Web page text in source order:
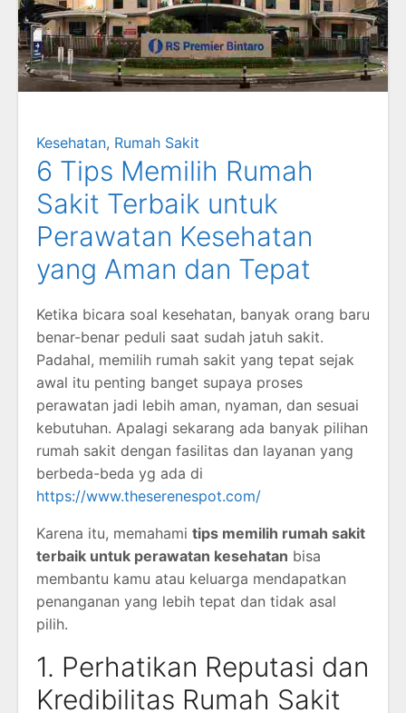
Kesehatan, Rumah Sakit
6 Tips Memilih Rumah
Sakit Terbaik untuk
Perawatan Kesehatan
yang Aman dan Tepat
Ketika bicara soal kesehatan, banyak orang baru
benar-benar peduli saat sudah jatuh sakit.
Padahal, memilih rumah sakit yang tepat sejak
awal itu penting banget supaya proses
perawatan jadi lebih aman, nyaman, dan sesuai
kebutuhan. Apalagi sekarang ada banyak pilihan
rumah sakit dengan fasilitas dan layanan yang
berbeda-beda yg ada di
https://www.theserenespot.com/
Karena itu, memahami tips memilih rumah sakit
terbaik untuk perawatan kesehatan bisa
membantu kamu atau keluarga mendapatkan
penanganan yang lebih tepat dan tidak asal
pilih.
1. Perhatikan Reputasi dan
Kredibilitas Rumah Sakit